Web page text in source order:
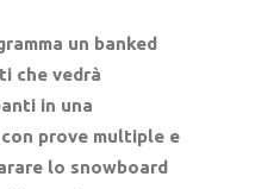
un banked
che vedrà
in una
prove multiple e
lo snowboard